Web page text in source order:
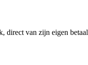
direct van zijn eigen